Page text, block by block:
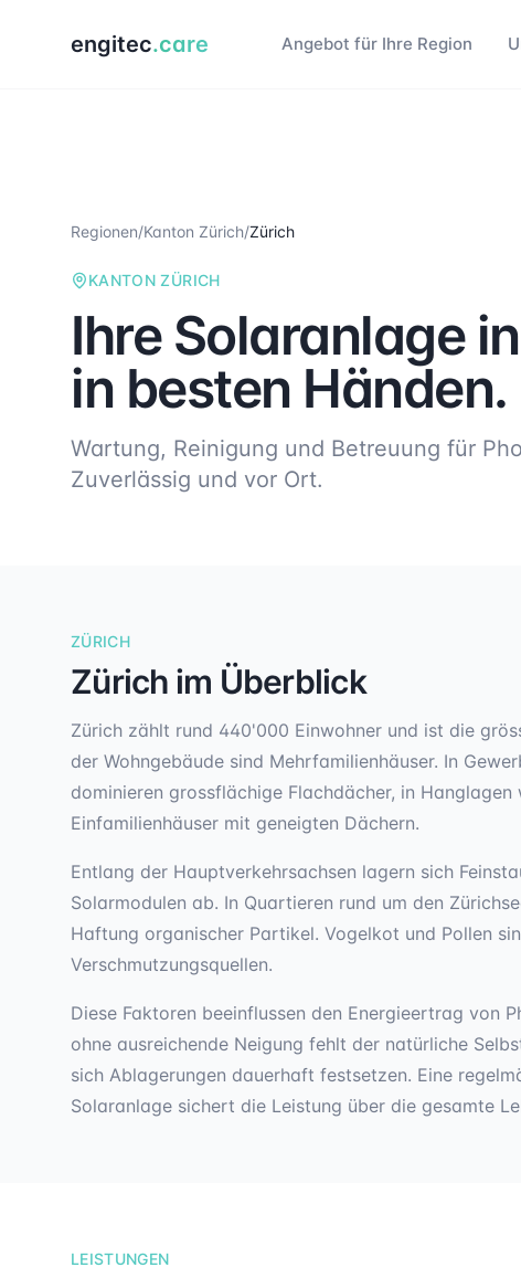
engitec.care Angebot für Ihre Region
Regionen/Kanton Zürich/Zürich
KANTON ZÜRICH
Ihre Solaranlage in
in besten Händen.
Wartung, Reinigung und Betreuung für
Zuverlässig und vor Ort.
ZÜRICH
Zürich im Überblick
Zürich zählt rund 440'000 Einwohner und ist die
der Wohngebäude sind Mehrfamilienhäuser. In
dominieren grossflächige Flachdächer, in
Einfamilienhäuser mit geneigten Dächern.
Entlang der Hauptverkehrsachsen lagern sich
Solarmodulen ab. In Quartieren rund um den
Haftung organischer Partikel. Vogelkot und Pollen
Verschmutzungsquellen.
Diese Faktoren beeinflussen den Energieertrag von
ohne ausreichende Neigung fehlt der natürliche
sich Ablagerungen dauerhaft festsetzen. Eine
Solaranlage sichert die Leistung über die gesamte
LEISTUNGEN